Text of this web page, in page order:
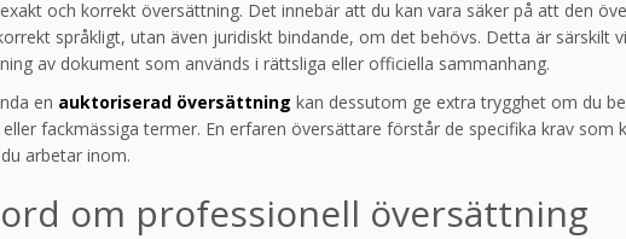
och korrekt översättning. Det innebär att du kan vara säker på att den
språkligt, utan även juridiskt bindande, om det behövs. Detta är särskilt
av dokument som används i rättsliga eller officiella sammanhang.
en auktoriserad översättning kan dessutom ge extra trygghet om du
fackmässiga termer. En erfaren översättare förstår de specifika krav som
arbetar inom.
om professionell översättning